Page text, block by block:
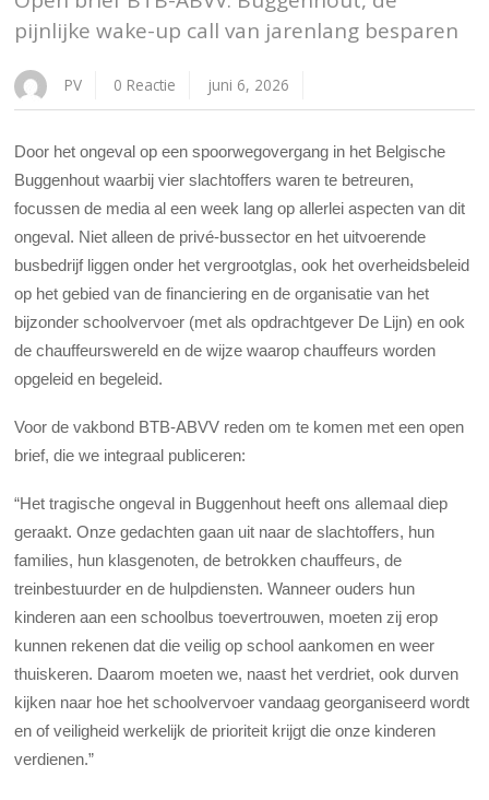
pijnlijke wake-up call van jarenlang besparen
PV 0 Reactie juni 6, 2026
Door het ongeval op een spoorwegovergang in het Belgische
Buggenhout waarbij vier slachtoffers waren te betreuren,
focussen de media al een week lang op allerlei aspecten van dit
ongeval. Niet alleen de privé-bussector en het uitvoerende
busbedrijf liggen onder het vergrootglas, ook het overheidsbeleid
op het gebied van de financiering en de organisatie van het
bijzonder schoolvervoer (met als opdrachtgever De Lijn) en ook
de chauffeurswereld en de wijze waarop chauffeurs worden
opgeleid en begeleid.
Voor de vakbond BTB-ABVV reden om te komen met een open
brief, die we integraal publiceren:
“Het tragische ongeval in Buggenhout heeft ons allemaal diep
geraakt. Onze gedachten gaan uit naar de slachtoffers, hun
families, hun klasgenoten, de betrokken chauffeurs, de
treinbestuurder en de hulpdiensten. Wanneer ouders hun
kinderen aan een schoolbus toevertrouwen, moeten zij erop
kunnen rekenen dat die veilig op school aankomen en weer
thuiskeren. Daarom moeten we, naast het verdriet, ook durven
kijken naar hoe het schoolvervoer vandaag georganiseerd wordt
en of veiligheid werkelijk de prioriteit krijgt die onze kinderen
verdienen.”